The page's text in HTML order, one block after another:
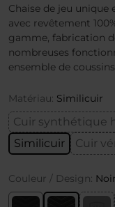
Chaise de jeu unique
avec revêtement
gamme, fabrication
nombreuses
ensemble de
Matériau: Similicuir
Cuir synthétique
Similicuir
Cuir
Couleur / Design: